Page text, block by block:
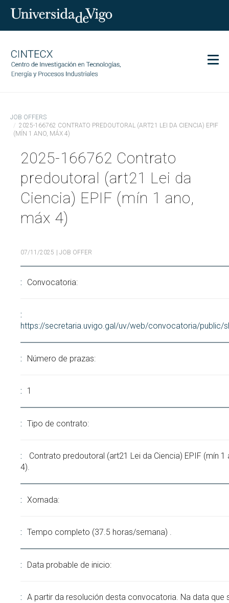
Research
Transfer
Services
Science and society
Communication
GL ES Search
SearchSEARCH
JOB OFFERS
2025-166762 CONTRATO PREDOUTORAL (ART21 LEI DA CIENCIA) EPIF
(MÍN 1 ANO, MÁX 4)
2025-166762 Contrato
predoutoral (art21 Lei da
Ciencia) EPIF (mín 1 ano,
máx 4)
07/11/2025 | JOB OFFER
Convocatoria:
https://secretaria.uvigo.gal/uv/web/convocatoria/public/
Número de prazas:
1
Tipo de contrato:
Contrato predoutoral (art21 Lei da Ciencia) EPIF (mín 1
4).
Xornada:
Tempo completo (37.5 horas/semana) .
Data probable de inicio:
A partir da resolución desta convocatoria. Na data que